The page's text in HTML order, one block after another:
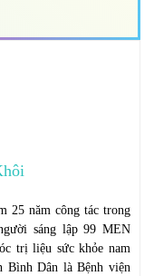
25 năm công tác trong
sáng lập 99 MEN
trị liệu sức khỏe nam
Bình Dân là Bệnh viện